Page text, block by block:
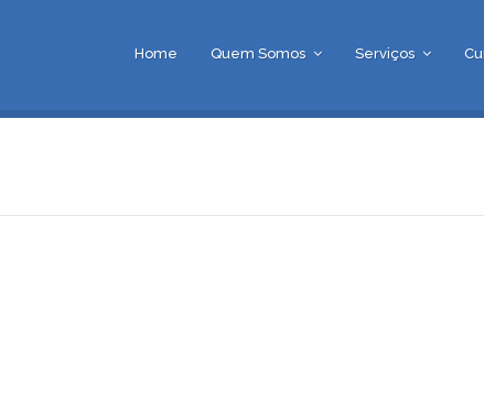
Home Quem Somos Serviços